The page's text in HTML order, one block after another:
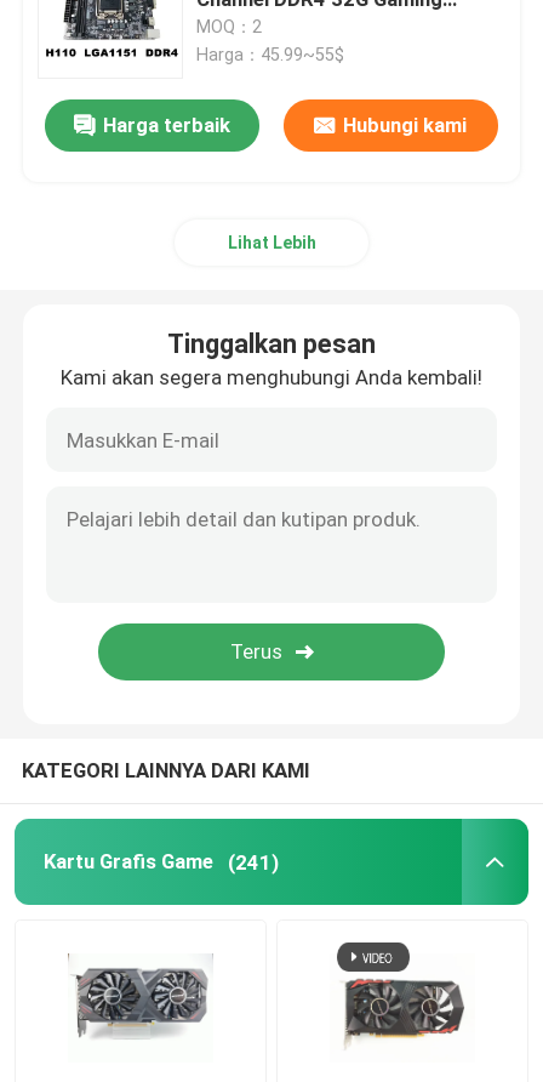
Papan Utama Game
Memori RAM Laptop
Kartu Grafis MXM
Memori RAM Desktop
Papan Utama ITX
Papan Utama
MOQ：2
Harga：45.99~55$
Harga terbaik Hubungi kami
Lihat Lebih
Tinggalkan pesan
Kami akan segera menghubungi Anda kembali!
KATEGORI LAINNYA DARI KAMI
Kartu Grafis Game (241)